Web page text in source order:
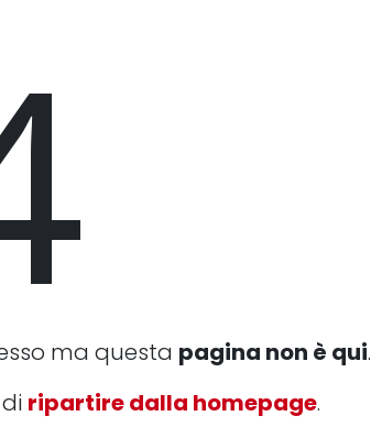
ma questa pagina non è qui.
ripartire dalla homepage.